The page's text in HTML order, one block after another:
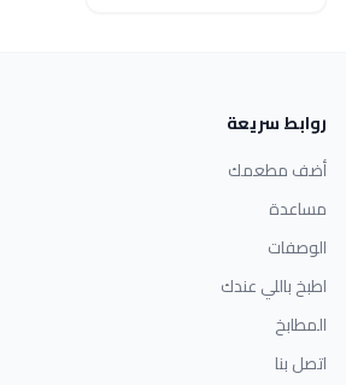
روابط سريعة
أضف مطعمك
مساعدة
الوصفات
اطبخ باللي عندك
المطابخ
اتصل بنا